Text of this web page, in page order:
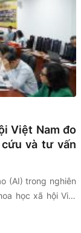
Việt Nam đo
và tư vấn
(AI) trong nghiên
học xã hội Việt